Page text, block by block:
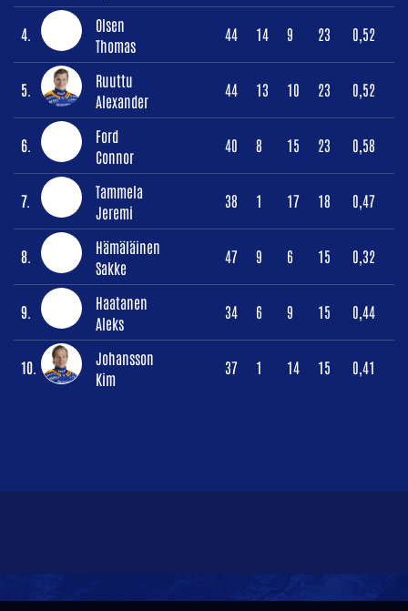
4.
Olsen
Thomas
44 14 9 23 0,52
5.
Ruuttu
Alexander
44 13 10 23 0,52
6.
Ford
Connor
40 8 15 23 0,58
7.
Tammela
Jeremi
38 1 17 18 0,47
8.
Hämäläinen
Sakke
47 9 6 15 0,32
9.
Haatanen
Aleks
34 6 9 15 0,44
10.
Johansson
Kim
37 1 14 15 0,41